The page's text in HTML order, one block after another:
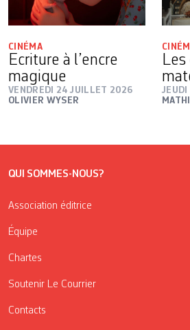
CINÉMA
Ecriture à l’encre
magique
VENDREDI 24 JUILLET 2026
OLIVIER WYSER
QUI SOMMES-NOUS?
Association éditrice
Équipe
Chartes
Soutenir Le Courrier
Contacts